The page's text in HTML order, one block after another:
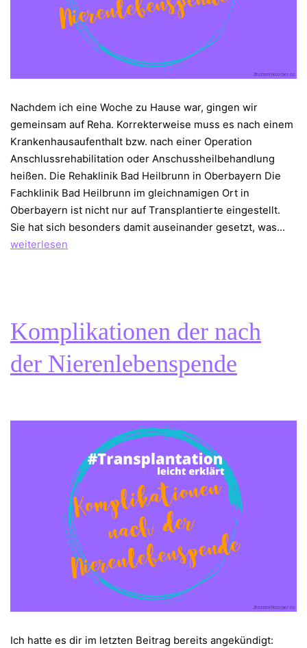
Nachdem ich eine Woche zu Hause war, gingen wir
gemeinsam auf Reha. Korrekterweise muss es nach einem
Krankenhausaufenthalt bzw. nach einer Operation
Anschlussrehabilitation oder Anschussheilbehandlung
heißen. Die Rehaklinik Bad Heilbrunn in Oberbayern Die
Fachklinik Bad Heilbrunn im gleichnamigen Ort in
Oberbayern ist nicht nur auf Transplantierte eingestellt.
Sie hat sich besonders damit auseinander gesetzt, was…
weiterlesen
Komplikationen der nach
der Nierenlebenspende
Ich hatte es dir im letzten Beitrag bereits angekündigt: